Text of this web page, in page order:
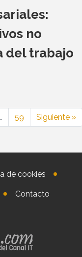
no
del trabajo
… 59 Siguiente »
de cookies
Contacto